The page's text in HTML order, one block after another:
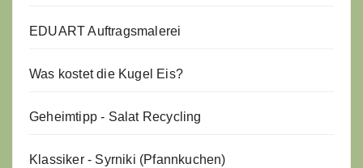
EDUART Auftragsmalerei
Was kostet die Kugel Eis?
Geheimtipp - Salat Recycling
Klassiker - Syrniki (Pfannkuchen)